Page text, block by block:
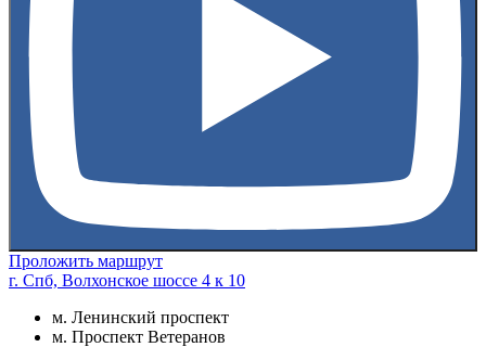
Проложить маршрут
г. Спб, Волхонское шоссе 4 к 10
м. Ленинский проспект
м. Проспект Ветеранов